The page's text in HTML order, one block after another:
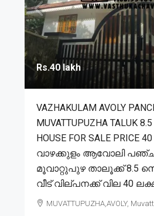
Rs.40 lakh
VAZHAKULAM AVOLY
MUVATTUPUZHA TALUK
HOUSE FOR SALE PRICE
വാഴക്കുളം ആവോലി
മൂവാറ്റുപുഴ താലൂക്ക് 8.5
വീട് വില്പനക്ക് വില 40
MUVATTUPUZHA,AVOLY,